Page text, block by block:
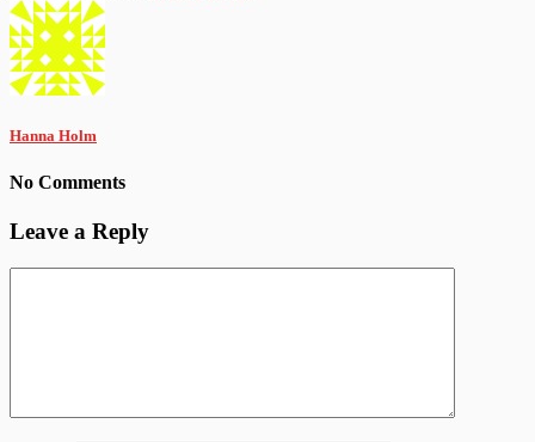
Hanna Holm
No Comments
Leave a Reply